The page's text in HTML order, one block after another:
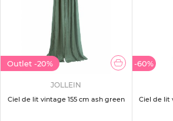
Outlet -20%
JOLLEIN
Ciel de lit vintage 155 cm ash green
-60%
Ciel de lit